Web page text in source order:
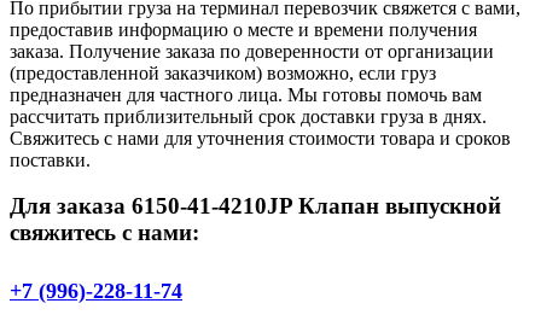
По прибытии груза на терминал перевозчик свяжется с вами,
предоставив информацию о месте и времени получения
заказа. Получение заказа по доверенности от организации
(предоставленной заказчиком) возможно, если груз
предназначен для частного лица. Мы готовы помочь вам
рассчитать приблизительный срок доставки груза в днях.
Свяжитесь с нами для уточнения стоимости товара и сроков
поставки.
Для заказа 6150-41-4210JP Клапан выпускной
свяжитесь с нами:
+7 (996)-228-11-74